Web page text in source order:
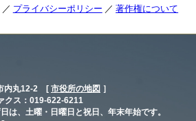
プライバシーポリシー 著作権について
内丸12-2 [ 市役所の地図 ］
ス：019-622-6211
は、土曜・日曜日と祝日、年末年始です。